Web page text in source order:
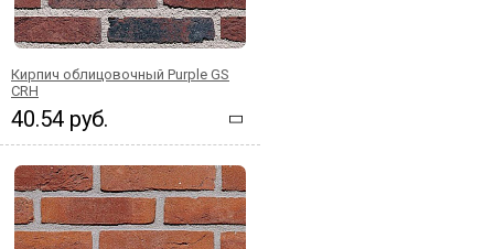
Кирпич облицовочный Purple GS
CRH
40.54 руб.